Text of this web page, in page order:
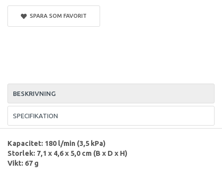
SPARA SOM FAVORIT
BESKRIVNING
SPECIFIKATION
Kapacitet: 180 l/min (3,5 kPa)
Storlek: 7,1 x 4,6 x 5,0 cm (B x D x H)
Vikt: 67 g